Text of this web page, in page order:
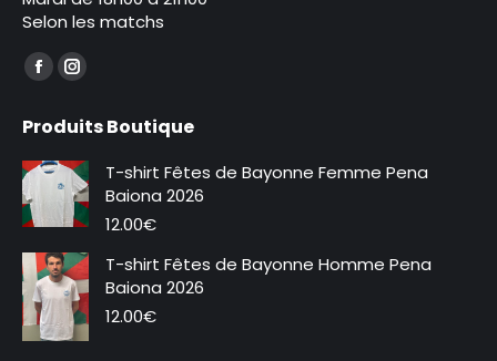
Selon les matchs
Trouvez nous sur :
La
Facebook
s'ouvre
dans
une
nouvelle
fenêtre
La
Instagram
s'ouvre
dans
une
nouvelle
fenêtre
Produits Boutique
T-shirt Fêtes de Bayonne Femme Pena
Baiona 2026
12.00€
T-shirt Fêtes de Bayonne Homme Pena
Baiona 2026
12.00€